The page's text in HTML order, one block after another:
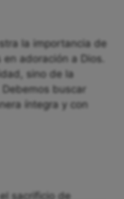
la importancia de
adoración a Dios.
sino de la
buscar
íntegra y con
sacrificio de